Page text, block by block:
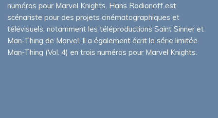
numéros pour Marvel Knights. Hans Rodionoff est
scénariste pour des projets cinématographiques et
télévisuels, notamment les téléproductions Saint Sinner et
Man-Thing de Marvel. Il a également écrit la série limitée
Man-Thing (Vol. 4) en trois numéros pour Marvel Knights.